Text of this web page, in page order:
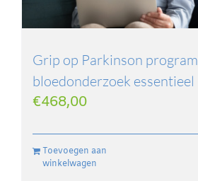
Grip op Parkinson
bloedonderzoek essentieel
€468,00
Toevoegen aan
winkelwagen